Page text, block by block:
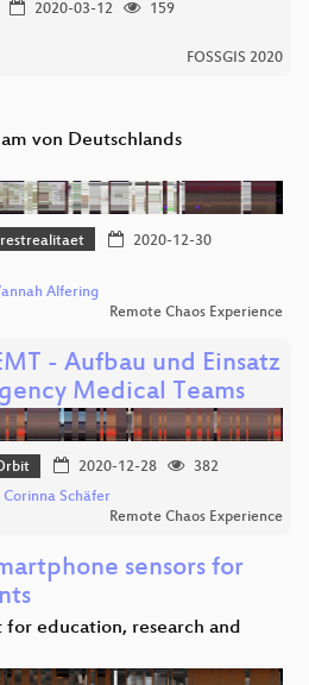
2020-03-12
159
FOSSGIS 2020
von Deutschlands
restrealitaet
2020-12-30
Alfering
Remote Chaos Experience
- Aufbau und Einsatz
Medical Teams
2020-12-28
382
Corinna Schäfer
Remote Chaos Experience
sensors for
education, research and